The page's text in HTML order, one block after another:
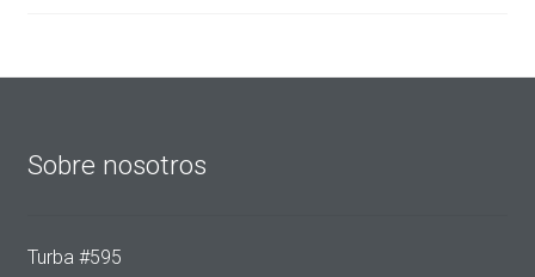
Sobre nosotros
Turba #595